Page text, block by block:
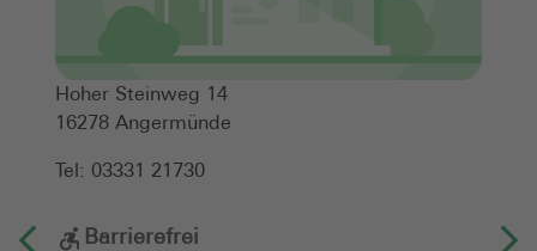
Hoher Steinweg 14
16278 Angermünde
Tel: 03331 21730
Barrierefrei